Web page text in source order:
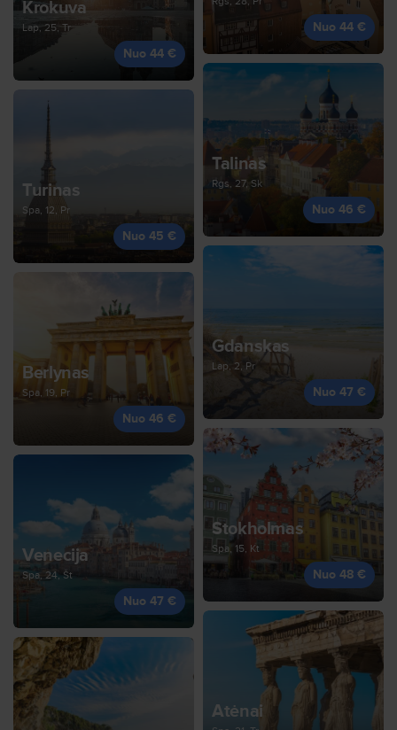
Krokuva
Lap, 25, Tr
Nuo 44 €
Nuo 44 €
Turinas
Spa, 12, Pr
Nuo 45 €
Talinas
Rgs, 27, Sk
Nuo 46 €
Berlynas
Spa, 19, Pr
Nuo 46 €
Gdanskas
Lap, 2, Pr
Nuo 47 €
Venecija
Spa, 24, Št
Nuo 47 €
Stokholmas
Spa, 15, Kt
Nuo 48 €
Atėnai